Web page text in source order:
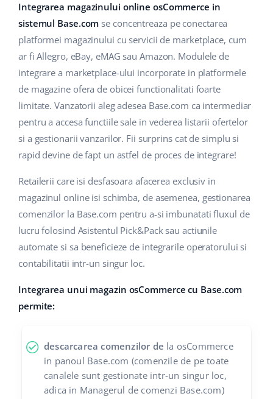
Managementul transporturilor
Automatizarea fluxului de lucru
Base Connect
AI pentru comerțul electronic
Casă și grădină
Produse pentru copii
Electronică
Piese auto
Supermarket
Sănătate și frumusețe
Suport
Blog
Servicii
Implementari de sistem
Auditul conturilor
Altele
Calculatorul de beneficii
Colaborare si parteneri
Contact
english (US)
english (GB)
english (IN)
čeština
deutsch
Ελληνικά
español (AR)
español (MX)
Français
Italiano
polski
română
中文
Integrarea magazinului online osCommerce in
sistemul Base.com se concentreaza pe conectarea
platformei magazinului cu servicii de marketplace, cum
ar fi Allegro, eBay, eMAG sau Amazon. Modulele de
integrare a marketplace-ului incorporate in platformele
de magazine ofera de obicei functionalitati foarte
limitate. Vanzatorii aleg adesea Base.com ca intermediar
pentru a accesa functiile sale in vederea listarii ofertelor
si a gestionarii vanzarilor. Fii surprins cat de simplu si
rapid devine de fapt un astfel de proces de integrare!
Retailerii care isi desfasoara afacerea exclusiv in
magazinul online isi schimba, de asemenea, gestionarea
comenzilor la Base.com pentru a-si imbunatati fluxul de
lucru folosind Asistentul Pick&Pack sau actiunile
automate si sa beneficieze de integrarile operatorului si
contabilitatii intr-un singur loc.
Integrarea unui magazin osCommerce cu Base.com
permite:
descarcarea comenzilor de la osCommerce
in panoul Base.com (comenzile de pe toate
canalele sunt gestionate intr-un singur loc,
adica in Managerul de comenzi Base.com)